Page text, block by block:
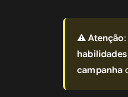
⚠️ Atenção
campanha